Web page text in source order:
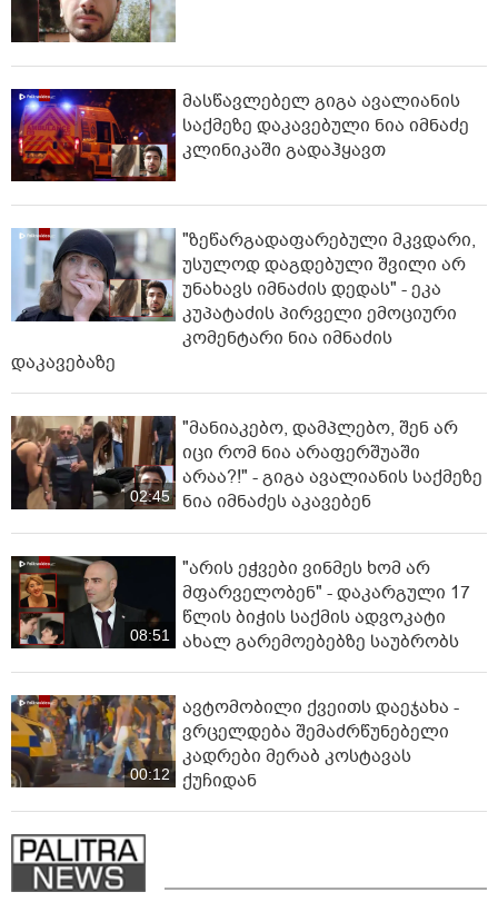
მასწავლებელ გიგა ავალიანის
საქმეზე დაკავებული ნია იმნაძე
კლინიკაში გადაჰყავთ
"ზეწარგადაფარებული მკვდარი,
უსულოდ დაგდებული შვილი არ
უნახავს იმნაძის დედას" - ეკა
კუპატაძის პირველი ემოციური
კომენტარი ნია იმნაძის
დაკავებაზე
02:45
"მანიაკებო, დამპლებო, შენ არ
იცი რომ ნია არაფერშუაში
არაა?!" - გიგა ავალიანის საქმეზე
ნია იმნაძეს აკავებენ
08:51
"არის ეჭვები ვინმეს ხომ არ
მფარველობენ" - დაკარგული 17
წლის ბიჭის საქმის ადვოკატი
ახალ გარემოებებზე საუბრობს
00:12
ავტომობილი ქვეითს დაეჯახა -
ვრცელდება შემაძრწუნებელი
კადრები მერაბ კოსტავას
ქუჩიდან